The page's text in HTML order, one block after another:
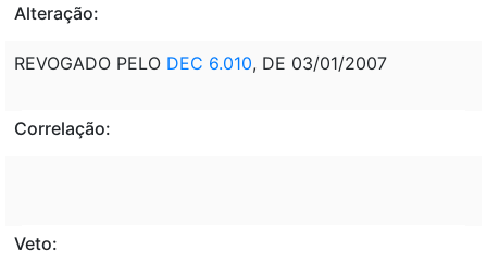
Alteração:
REVOGADO PELO DEC 6.010, DE 03/01/2007
Correlação:
Veto: